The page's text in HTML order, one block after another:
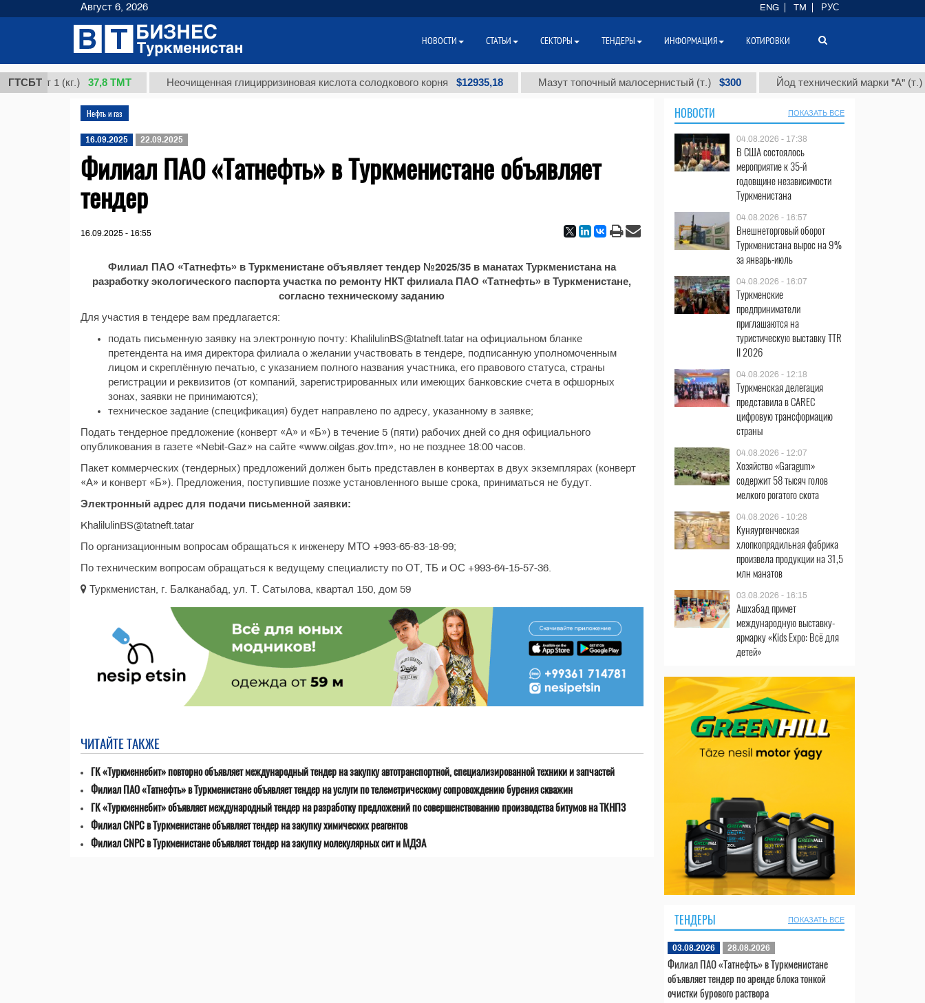
ГТСБТ1 (кг.) 37,8 ТМТ Неочищенная глицирризиновая кислота солодкового корня $12935,18 Мазут топочный малосернистый (т.) $300 Йод технический марки "А" (т.) $86
Нефть и газ
16.09.2025 22.09.2025
Филиал ПАО «Татнефть» в Туркменистане объявляет
тендер
16.09.2025 - 16:55
Филиал ПАО «Татнефть» в Туркменистане объявляет тендер №2025/35 в манатах Туркменистана на
разработку экологического паспорта участка по ремонту НКТ филиала ПАО «Татнефть» в Туркменистане,
согласно техническому заданию
Для участия в тендере вам предлагается:
подать письменную заявку на электронную почту: KhalilulinBS@tatneft.tatar на официальном бланке
претендента на имя директора филиала о желании участвовать в тендере, подписанную уполномоченным
лицом и скреплённую печатью, с указанием полного названия участника, его правового статуса, страны
регистрации и реквизитов (от компаний, зарегистрированных или имеющих банковские счета в офшорных
зонах, заявки не принимаются);
техническое задание (спецификация) будет направлено по адресу, указанному в заявке;
Подать тендерное предложение (конверт «А» и «Б») в течение 5 (пяти) рабочих дней со дня официального
опубликования в газете «Nebit-Gaz» на сайте «www.oilgas.gov.tm», но не позднее 18:00 часов.
Пакет коммерческих (тендерных) предложений должен быть представлен в конвертах в двух экземплярах (конверт
«А» и конверт «Б»). Предложения, поступившие позже установленного выше срока, приниматься не будут.
Электронный адрес для подачи письменной заявки:
KhalilulinBS@tatneft.tatar
По организационным вопросам обращаться к инженеру МТО +993-65-83-18-99;
По техническим вопросам обращаться к ведущему специалисту по ОТ, ТБ и ОС +993-64-15-57-36.
Туркменистан, г. Балканабад, ул. Т. Сатылова, квартал 150, дом 59
ЧИТАЙТЕ ТАКЖЕ
ГК «Туркменнебит» повторно объявляет международный тендер на закупку автотранспортной, специализированной техники и запчастей
Филиал ПАО «Татнефть» в Туркменистане объявляет тендер на услуги по телеметрическому сопровождению бурения скважин
ГК «Туркменнебит» объявляет международный тендер на разработку предложений по совершенствованию производства битумов на ТКНПЗ
Филиал CNPC в Туркменистане объявляет тендер на закупку химических реагентов
Филиал CNPC в Туркменистане объявляет тендер на закупку молекулярных сит и МДЭА
НОВОСТИ ПОКАЗАТЬ ВСЕ
04.08.2026 - 17:38
В США состоялось
мероприятие к 35-й
годовщине независимости
Туркменистана
04.08.2026 - 16:57
Внешнеторговый оборот
Туркменистана вырос на 9%
за январь-июль
04.08.2026 - 16:07
Туркменские
предприниматели
приглашаются на
туристическую выставку TTR
II 2026
04.08.2026 - 12:18
Туркменская делегация
представила в CAREC
цифровую трансформацию
страны
04.08.2026 - 12:07
Хозяйство «Garagum»
содержит 58 тысяч голов
мелкого рогатого скота
04.08.2026 - 10:28
Куняургенческая
хлопкопрядильная фабрика
произвела продукции на 31,5
млн манатов
03.08.2026 - 16:15
Ашхабад примет
международную выставку-
ярмарку «Kids Expo: Всё для
детей»
ТЕНДЕРЫ ПОКАЗАТЬ ВСЕ
03.08.2026 28.08.2026
Филиал ПАО «Татнефть» в Туркменистане
объявляет тендер по аренде блока тонкой
очистки бурового раствора
Август 6, 2026 ENG TM РУС
НОВОСТИ СТАТЬИ СЕКТОРЫ ТЕНДЕРЫ ИНФОРМАЦИЯ КОТИРОВКИ